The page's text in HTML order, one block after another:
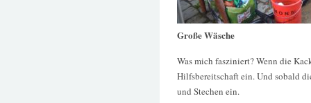
Große Wäsche
Was mich fasziniert? Wenn die
Hilfsbereitschaft ein. Und sobald
und Stechen ein.